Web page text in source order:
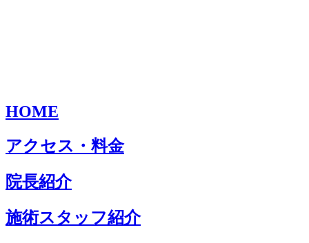
HOME
アクセス・料金
院長紹介
施術スタッフ紹介